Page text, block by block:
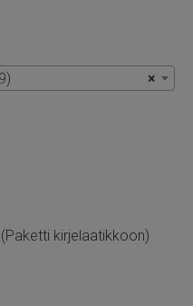
×
kirjelaatikkoon)